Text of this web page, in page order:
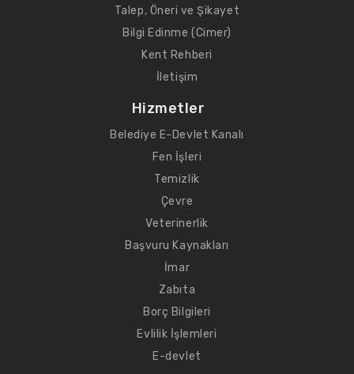
Talep, Öneri ve Şikayet
Bilgi Edinme (Cimer)
Kent Rehberi
İletişim
Hizmetler
Belediye E-Devlet Kanalı
Fen İşleri
Temizlik
Çevre
Veterinerlik
Başvuru Kaynakları
İmar
Zabıta
Borç Bilgileri
Evlilik İşlemleri
E-devlet